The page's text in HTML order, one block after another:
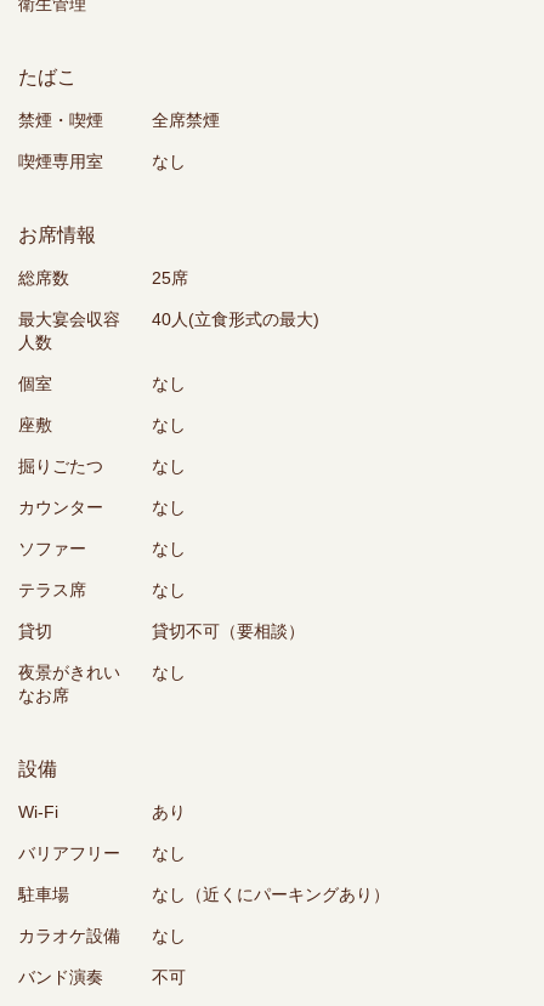
たばこ
禁煙・喫煙 全席禁煙
喫煙専用室 なし
お席情報
総席数 25席
最大宴会収容
人数
40人(立食形式の最大)
個室 なし
座敷 なし
掘りごたつ なし
カウンター なし
ソファー なし
テラス席 なし
貸切 貸切不可（要相談）
夜景がきれい
なお席
なし
設備
Wi-Fi あり
バリアフリー なし
駐車場 なし（近くにパーキングあり）
カラオケ設備 なし
バンド演奏 不可